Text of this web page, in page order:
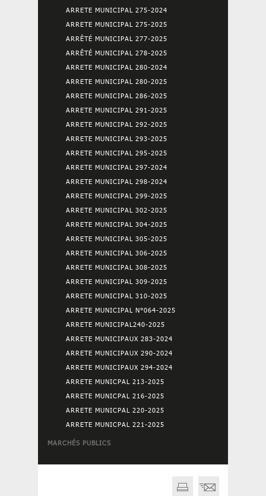
ARRETE MUNICIPAL 275-2024
ARRETE MUNICIPAL 275-2025
ARRÊTÉ MUNICIPAL 277-2025
ARRÊTÉ MUNICIPAL 278-2025
ARRETE MUNICIPAL 280-2024
ARRETE MUNICIPAL 280-2025
ARRETE MUNICIPAL 286-2025
ARRETE MUNICIPAL 291-2025
ARRETE MUNICIPAL 292-2025
ARRETE MUNICIPAL 293-2025
ARRETE MUNICIPAL 295-2025
ARRETE MUNICIPAL 297-2024
ARRETE MUNICIPAL 298-2024
ARRETE MUNICIPAL 299-2025
ARRETE MUNICIPAL 302-2025
ARRETE MUNICIPAL 304-2025
ARRETE MUNICIPAL 305-2025
ARRETE MUNICIPAL 306-2025
ARRETE MUNICIPAL 308-2025
ARRETE MUNICIPAL 309-2025
ARRETE MUNICIPAL 310-2025
ARRETE MUNICIPAL N°064-2025
ARRETE MUNICIPAL240-2025
ARRETE MUNICIPAUX 283-2024
ARRETE MUNICIPAUX 290-2024
ARRETE MUNICIPAUX 294-2024
ARRETE MUNICPAL 213-2025
ARRETE MUNICPAL 216-2025
ARRETE MUNICPAL 220-2025
ARRETE MUNICPAL 221-2025
MARCHÉS PUBLICS